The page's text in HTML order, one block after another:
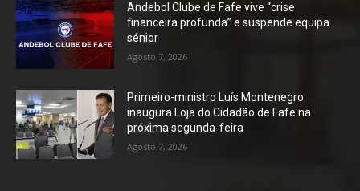
Andebol Clube de Fafe vive “crise
financeira profunda” e suspende equipa
sénior
Agosto 7, 2026
Primeiro-ministro Luís Montenegro
inaugura Loja do Cidadão de Fafe na
próxima segunda-feira
Agosto 7, 2026